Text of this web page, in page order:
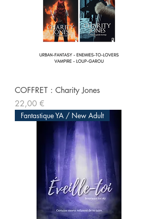
COFFRET : Charity Jones
Prix
22,00 €
Fantastique YA / New Adult